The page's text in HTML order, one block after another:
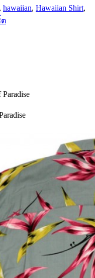
, hawaiian, Hawaiian Shirt,
ต